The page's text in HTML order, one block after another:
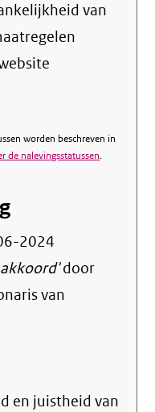
van
worden beschreven in
de nalevingsstatussen.
2024
door
van
en juistheid van